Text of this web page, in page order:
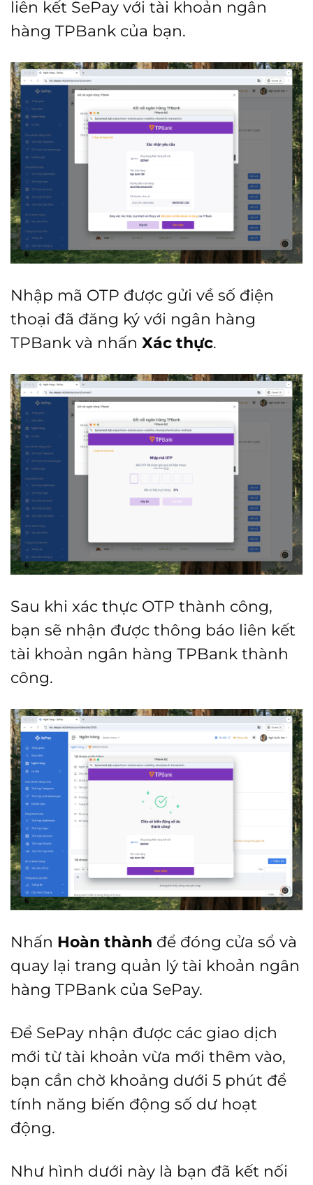
liên kết SePay với tài khoản ngân
hàng TPBank của bạn.
Nhập mã OTP được gửi về số điện
thoại đã đăng ký với ngân hàng
TPBank và nhấn Xác thực.
Sau khi xác thực OTP thành công,
bạn sẽ nhận được thông báo liên kết
tài khoản ngân hàng TPBank thành
công.
Nhấn Hoàn thành để đóng cửa sổ và
quay lại trang quản lý tài khoản ngân
hàng TPBank của SePay.
Để SePay nhận được các giao dịch
mới từ tài khoản vừa mới thêm vào,
bạn cần chờ khoảng dưới 5 phút để
tính năng biến động số dư hoạt
động.
Như hình dưới này là bạn đã kết nối